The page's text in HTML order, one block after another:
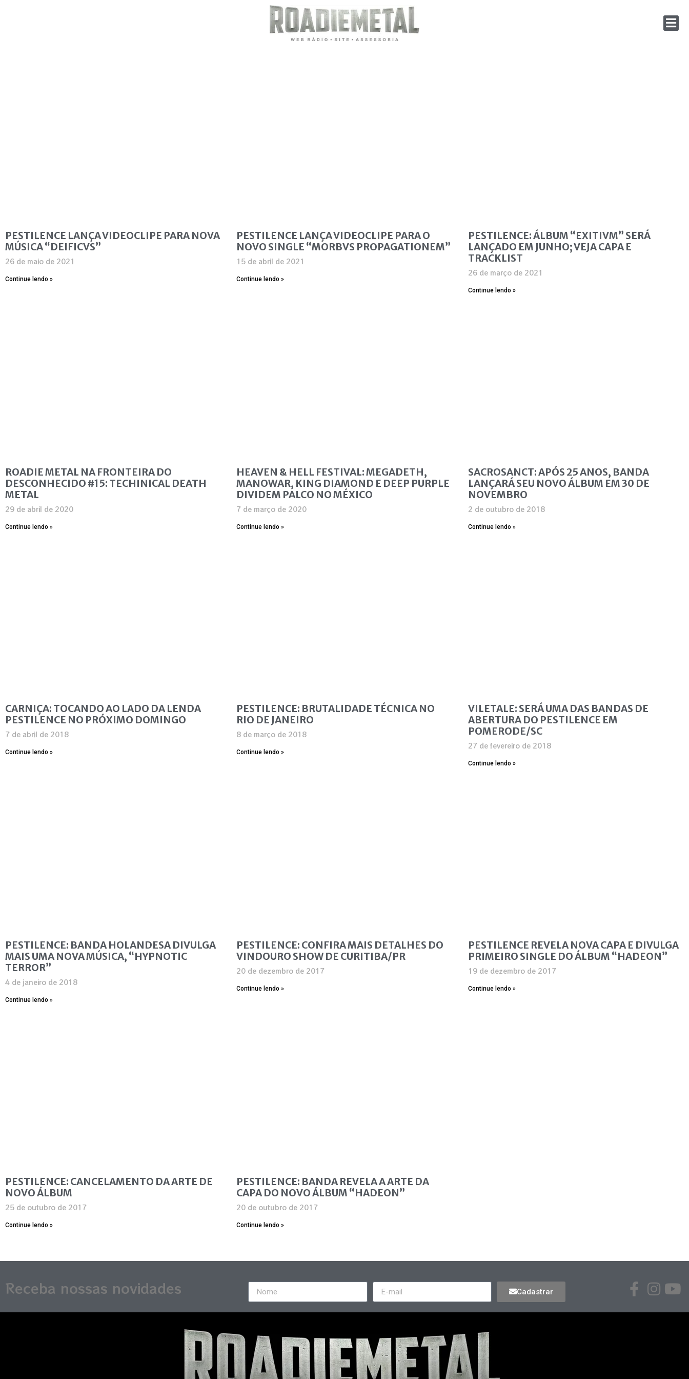
PESTILENCE LANÇA VIDEOCLIPE PARA NOVA
MÚSICA “DEIFICVS”
26 de maio de 2021
Continue lendo »
PESTILENCE LANÇA VIDEOCLIPE PARA O
NOVO SINGLE “MORBVS PROPAGATIONEM”
15 de abril de 2021
Continue lendo »
PESTILENCE: ÁLBUM “EXITIVM” SERÁ
LANÇADO EM JUNHO; VEJA CAPA E
TRACKLIST
26 de março de 2021
Continue lendo »
ROADIE METAL NA FRONTEIRA DO
DESCONHECIDO #15: TECHINICAL DEATH
METAL
29 de abril de 2020
Continue lendo »
HEAVEN & HELL FESTIVAL: MEGADETH,
MANOWAR, KING DIAMOND E DEEP PURPLE
DIVIDEM PALCO NO MÉXICO
7 de março de 2020
Continue lendo »
SACROSANCT: APÓS 25 ANOS, BANDA
LANÇARÁ SEU NOVO ÁLBUM EM 30 DE
NOVEMBRO
2 de outubro de 2018
Continue lendo »
CARNIÇA: TOCANDO AO LADO DA LENDA
PESTILENCE NO PRÓXIMO DOMINGO
7 de abril de 2018
Continue lendo »
PESTILENCE: BRUTALIDADE TÉCNICA NO
RIO DE JANEIRO
8 de março de 2018
Continue lendo »
VILETALE: SERÁ UMA DAS BANDAS DE
ABERTURA DO PESTILENCE EM
POMERODE/SC
27 de fevereiro de 2018
Continue lendo »
PESTILENCE: BANDA HOLANDESA DIVULGA
MAIS UMA NOVA MÚSICA, “HYPNOTIC
TERROR”
4 de janeiro de 2018
Continue lendo »
PESTILENCE: CONFIRA MAIS DETALHES DO
VINDOURO SHOW DE CURITIBA/PR
20 de dezembro de 2017
Continue lendo »
PESTILENCE REVELA NOVA CAPA E DIVULGA
PRIMEIRO SINGLE DO ÁLBUM “HADEON”
19 de dezembro de 2017
Continue lendo »
PESTILENCE: CANCELAMENTO DA ARTE DE
NOVO ÁLBUM
25 de outubro de 2017
Continue lendo »
PESTILENCE: BANDA REVELA A ARTE DA
CAPA DO NOVO ÁLBUM “HADEON”
20 de outubro de 2017
Continue lendo »
Receba nossas novidades Cadastrar